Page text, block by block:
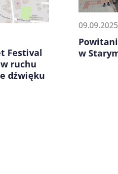
Zapamiętaj moje dane w tej
kolejnych komentarzy.
Festival
ruchu
dźwięku
09.09.2025
w